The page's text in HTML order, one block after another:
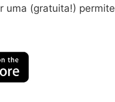
uma (gratuita!) permite